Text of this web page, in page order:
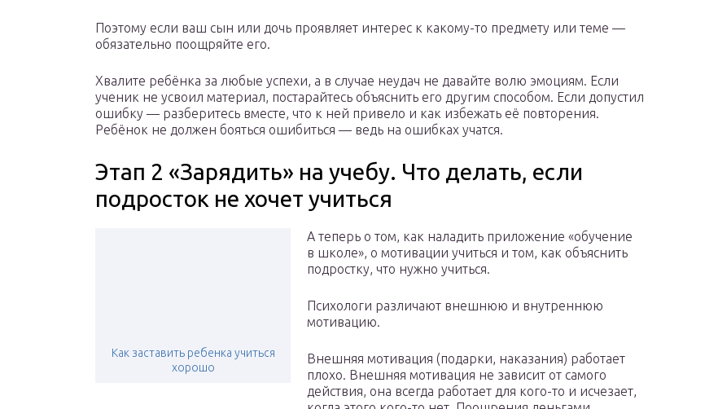
Поэтому если ваш сын или дочь проявляет интерес к какому-то предмету или теме —
обязательно поощряйте его.
Хвалите ребёнка за любые успехи, а в случае неудач не давайте волю эмоциям. Если
ученик не усвоил материал, постарайтесь объяснить его другим способом. Если допустил
ошибку — разберитесь вместе, что к ней привело и как избежать её повторения.
Ребёнок не должен бояться ошибиться — ведь на ошибках учатся.
Этап 2 «Зарядить» на учебу. Что делать, если
подросток не хочет учиться
Как заставить ребенка учиться
хорошо
А теперь о том, как наладить приложение «обучение
в школе», о мотивации учиться и том, как объяснить
подростку, что нужно учиться.
Психологи различают внешнюю и внутреннюю
мотивацию.
Внешняя мотивация (подарки, наказания) работает
плохо. Внешняя мотивация не зависит от самого
действия, она всегда работает для кого-то и исчезает,